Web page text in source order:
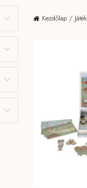
Kezdőlap Játék